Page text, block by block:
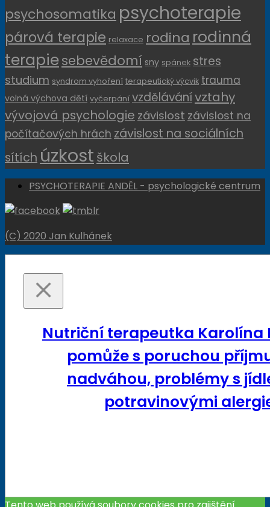
psychosomatika psychoterapie
párová terapie relaxace rodina rodinná
terapiesebevědomí sny spánek stres
studium syndrom vyhoření terapeutický výcvik trauma
volná výchova dětí vyčerpání vzdělávánívztahy
vývojová psychologie závislost závislost na
počítačových hrách závislost na sociálních
sítích úzkost škola
PSYCHOTERAPIE ANDĚL - psychologické centrum
(C) 2020 Jan Kulhánek
Nutriční terapeutka Karolína
pomůže s poruchou
nadváhou, problémy s
potravinovými